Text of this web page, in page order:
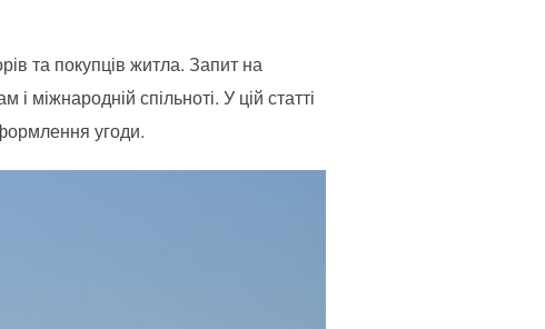
та покупців житла. Запит на
міжнародній спільноті. У цій статті
угоди.